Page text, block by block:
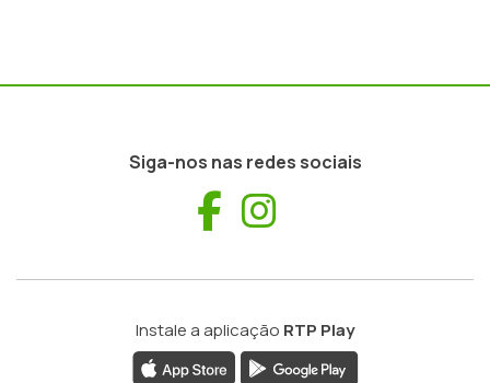
Siga-nos nas redes sociais
Facebook
Instale a aplicação RTP Play